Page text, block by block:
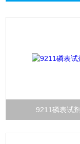
9211磷表试剂